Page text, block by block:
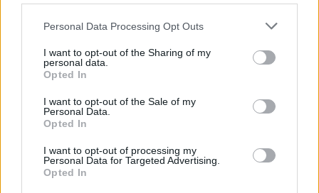
Personal Data Processing Opt Outs
I want to opt-out of the Sharing of my
personal data.
Opted In
I want to opt-out of the Sale of my
Personal Data.
Opted In
I want to opt-out of processing my
Personal Data for Targeted Advertising.
Opted In
strålar och salthaltig luft i kustområden – och håller därför i
många år
Relaterade produkter